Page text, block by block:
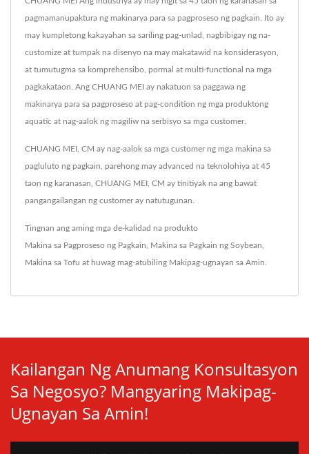
pagmamanupaktura ng makinarya para sa pagproseso ng pagkain. Ito ay
may kumpletong kakayahan sa sariling pag-unlad, nagbibigay ng na-
customize at tumpak na disenyo na may makatawid na konsiderasyon,
at tumutugma sa komprehensibo, pormal at multi-functional na mga
pagkakataon. Ang CHUANG MEI ay nakatuon sa paggawa ng
makinarya para sa pagproseso at pag-condition ng mga produktong
aquatic at nag-aalok ng magiliw na serbisyo sa mga customer.
CHUANG MEI, CM ay nag-aalok sa mga customer ng mga makina sa
pagluluto ng pagkain, parehong may advanced na teknolohiya at 45
taon ng karanasan, CHUANG MEI, CM ay tinitiyak na ang bawat
pangangailangan ng customer ay natutugunan.
Tingnan ang aming mga de-kalidad na produkto
Makina sa Pagproseso ng Pagkain Makina sa Pagkain ng Soybean
Makina sa Tofu at huwag mag-atubiling Makipag-ugnayan sa Amin
Kailangan Ng Anumang Konsultasyon
Sa Negosyo? Mangyaring Makipag-
Ugnayan Sa Amin!